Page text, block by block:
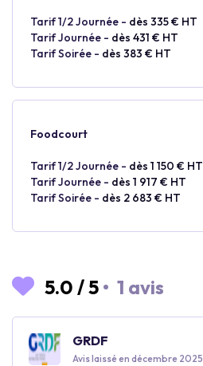
Tarif 1/2 Journée - dès 335 € HT
Tarif Journée - dès 431 € HT
Tarif Soirée - dès 383 € HT
Foodcourt
Tarif 1/2 Journée - dès 1 150 € HT
Tarif Journée - dès 1 917 € HT
Tarif Soirée - dès 2 683 € HT
5.0 /5 • 1 avis
GRDF
Avis laissé en décembre 2025